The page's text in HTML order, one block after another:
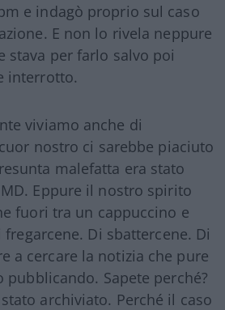
e indagò proprio sul caso
E non lo rivela neppure
stava per farlo salvo poi
interrotto.
viviamo anche di
nostro ci sarebbe piaciuto
malefatta era stato
Eppure il nostro spirito
fuori tra un cappuccino e
Di sbattercene. Di
a cercare la notizia che pure
Sapete perché?
archiviato. Perché il caso